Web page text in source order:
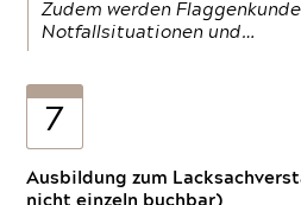
Zudem werden
Notfallsituationen und…
7
Ausbildung zum
nicht einzeln buchbar)